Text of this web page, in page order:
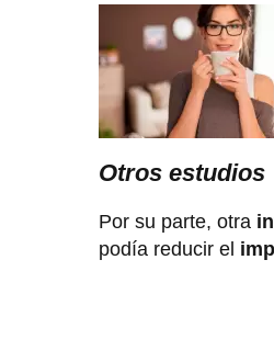
Otros estudios
Por su parte, otra
podía reducir el